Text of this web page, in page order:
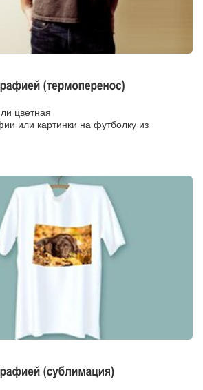
цветная
или картинки на футболку из